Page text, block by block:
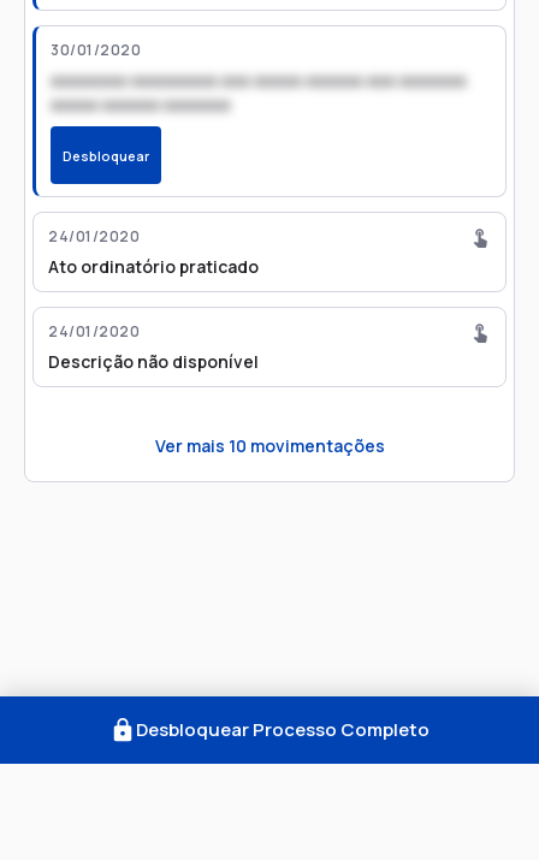
30/01/2020
xxxxxxxx xxxxxxxxx xxx xxxxx xxxxxx xxx xxxxxxx
xxxxx xxxxxx xxxxxxx
Desbloquear
24/01/2020
Ato ordinatório praticado
24/01/2020
Descrição não disponível
Ver mais 10 movimentações
Desbloquear Processo Completo